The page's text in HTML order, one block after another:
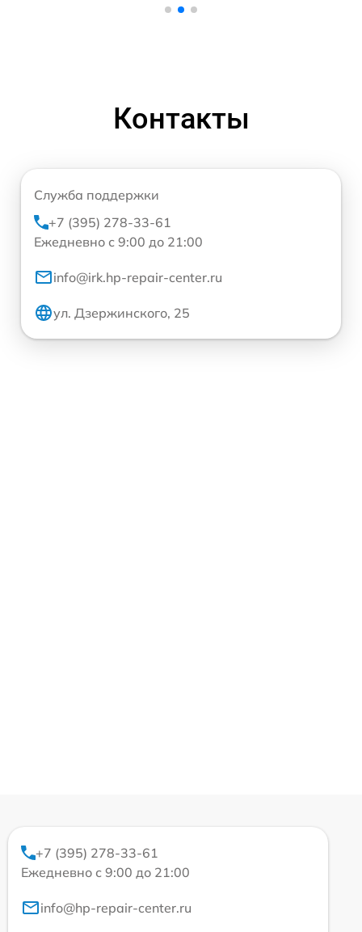
Контакты
Служба поддержки
+7 (395) 278-33-61
Ежедневно с 9:00 до 21:00
info@irk.hp-repair-center.ru
ул. Дзержинского, 25
+7 (395) 278-33-61
Ежедневно с 9:00 до 21:00
info@hp-repair-center.ru